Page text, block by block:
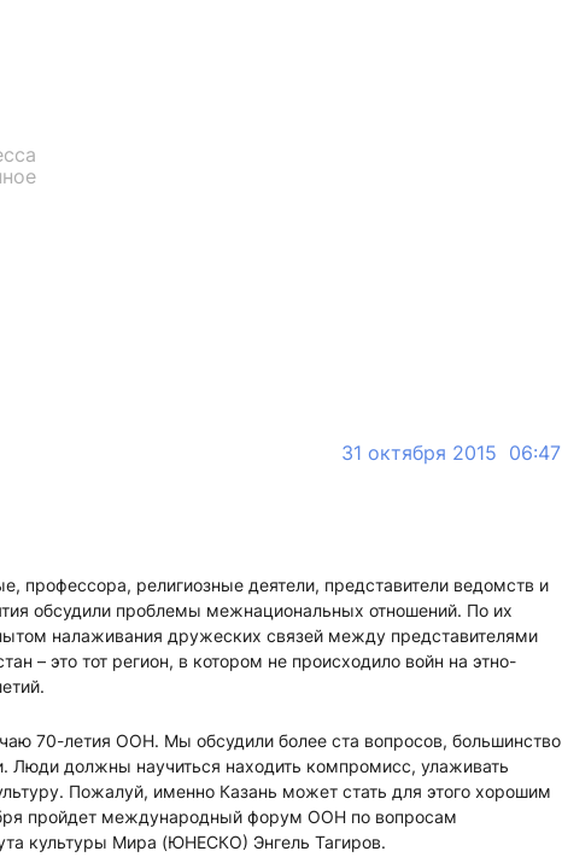
31 октября 2015 06:47
профессора, религиозные деятели, представители ведомств и
обсудили проблемы межнациональных отношений. По их
налаживания дружеских связей между представителями
– это тот регион, в котором не происходило войн на этно-
70-летия ООН. Мы обсудили более ста вопросов, большинство
Люди должны научиться находить компромисс, улаживать
Пожалуй, именно Казань может стать для этого хорошим
пройдет международный форум ООН по вопросам
культуры Мира (ЮНЕСКО) Энгель Тагиров.